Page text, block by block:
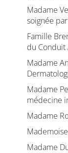
Madame
soignée
Famille
du
Madame
Madame
médecine
Madame
Madame